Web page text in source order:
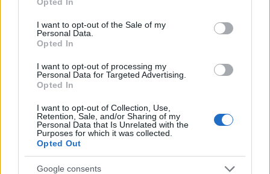
use your data for below specified purposes in below Google
consent section.
I want to opt-out of the Sale of my
Personal Data.
Opted In
I want to opt-out of processing my
Personal Data for Targeted Advertising.
Opted In
I want to opt-out of Collection, Use,
Retention, Sale, and/or Sharing of my
Personal Data that Is Unrelated with the
Purposes for which it was collected.
Opted Out
Google consents